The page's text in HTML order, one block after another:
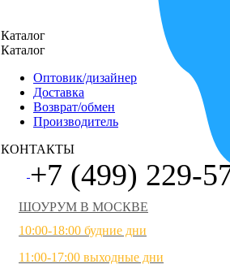
Каталог
Каталог
Оптовик/дизайнер
Доставка
Возврат/обмен
Производитель
КОНТАКТЫ
+7 (499) 229-
ШОУРУМ В МОСКВЕ
10:00-18:00 будние дни
11:00-17:00 выходные дни